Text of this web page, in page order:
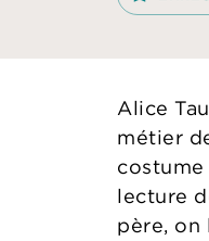
Alice
métier
lecture
père, on